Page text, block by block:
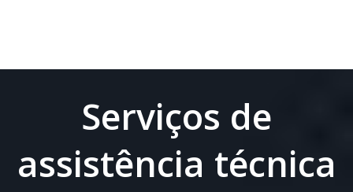
Serviços de
assistência técnica